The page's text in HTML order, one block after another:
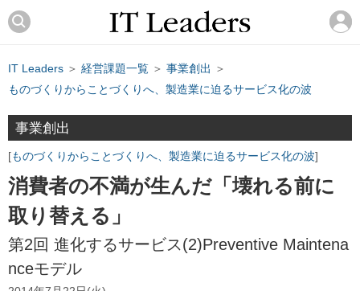
IT Leaders ＞ 経営課題一覧 ＞ 事業創出 ＞
ものづくりからことづくりへ、製造業に迫るサービス化の波
事業創出
ものづくりからことづくりへ、製造業に迫るサービス化の波
消費者の不満が生んだ「壊れる前に
取り替える」
第2回 進化するサービス(2)Preventive Maintena
nceモデル